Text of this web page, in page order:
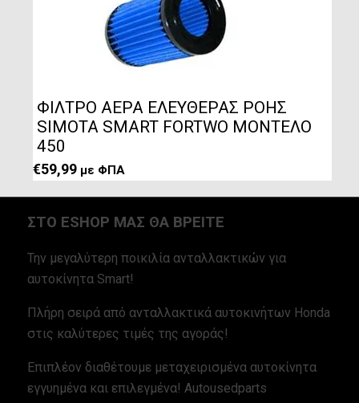
ΦΙΛΤΡΟ ΑΕΡΑ ΕΛΕΥΘΕΡΑΣ ΡΟΗΣ
SIMOTA SMART FORTWO ΜΟΝΤΕΛΟ
450
€59,99 με ΦΠΑ
ΣΤΟ ESHOP ΜΑΣ ΘΑ ΒΡΕΙΤΕ
Την μεγαλύτερη ποικιλία ανταλλακτικών για
αυτοκίνητα Smart!
Πλήρη σειρά από ανταλλακτικά αυτοκινήτων Honda
στις καλύτερες τιμές της αγοράς!
Επιπλέον διαθέτουμε μεταχειρισμένα αυτοκίνητα
εγγυημένα και επιλεγμένα! Autousedparts